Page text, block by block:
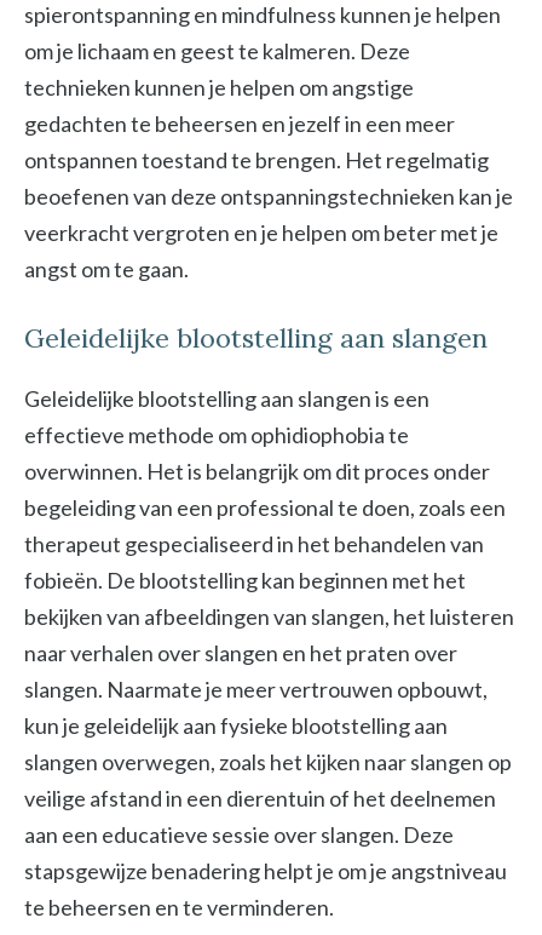
spierontspanning en mindfulness kunnen je helpen
om je lichaam en geest te kalmeren. Deze
technieken kunnen je helpen om angstige
gedachten te beheersen en jezelf in een meer
ontspannen toestand te brengen. Het regelmatig
beoefenen van deze ontspanningstechnieken kan je
veerkracht vergroten en je helpen om beter met je
angst om te gaan.
Geleidelijke blootstelling aan slangen
Geleidelijke blootstelling aan slangen is een
effectieve methode om ophidiophobia te
overwinnen. Het is belangrijk om dit proces onder
begeleiding van een professional te doen, zoals een
therapeut gespecialiseerd in het behandelen van
fobieën. De blootstelling kan beginnen met het
bekijken van afbeeldingen van slangen, het luisteren
naar verhalen over slangen en het praten over
slangen. Naarmate je meer vertrouwen opbouwt,
kun je geleidelijk aan fysieke blootstelling aan
slangen overwegen, zoals het kijken naar slangen op
veilige afstand in een dierentuin of het deelnemen
aan een educatieve sessie over slangen. Deze
stapsgewijze benadering helpt je om je angstniveau
te beheersen en te verminderen.